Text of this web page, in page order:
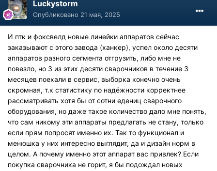
Luckystorm
Опубликовано 21 мая, 2025
И птк и фоксвелд новые линейки аппаратов сейчас
заказывают с этого завода (ханкер), успел около десяти
аппаратов разного сегмента отгрузить, либо мне не
повезло, но 3 из этих десяти сварочников в течение 3
месяцев поехали в сервис, выборка конечно очень
скромная, т.к статистику по надёжности корректнее
рассматривать хотя бы от сотни едениц сварочного
оборудования, но даже такое количество дало мне понять,
что сам никому эти аппараты предлагать не стану, только
если прям попросят именно их. Так то функционал и
менюшка у них интересно выглядит, да и дизайн норм в
целом. А почему именно этот аппарат вас привлек? Если
покупка сварочника не горит, я бы подождал новых